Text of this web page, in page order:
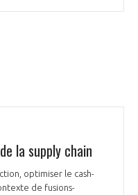
LA FILIÈRE
la supply chain
optimiser le cash-
de fusions-